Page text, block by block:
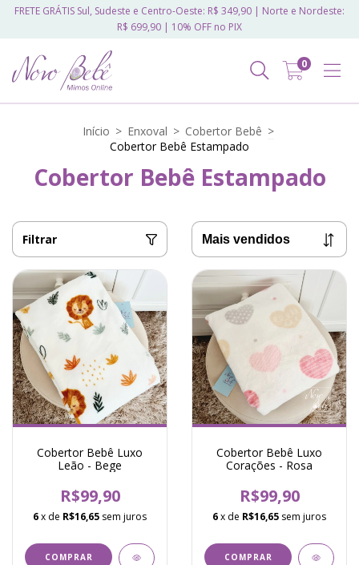
FRETE GRÁTIS Sul, Sudeste e Centro-Oeste: R$ 349,90 | Norte e Nordeste:
R$ 699,90 | 10% OFF no PIX
0
Início > Enxoval > Cobertor Bebê >
Cobertor Bebê Estampado
Cobertor Bebê Estampado
Filtrar
Cobertor Bebê Luxo
Leão - Bege
R$99,90
6x de R$16,65 sem juros
Cobertor Bebê Luxo
Corações - Rosa
R$99,90
6x de R$16,65 sem juros